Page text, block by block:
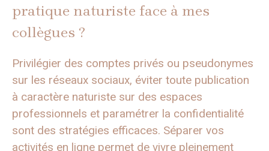
pratique naturiste face à mes
collègues ?
Privilégier des comptes privés ou pseudonymes
sur les réseaux sociaux, éviter toute publication
à caractère naturiste sur des espaces
professionnels et paramétrer la confidentialité
sont des stratégies efficaces. Séparer vos
activités en ligne permet de vivre pleinement